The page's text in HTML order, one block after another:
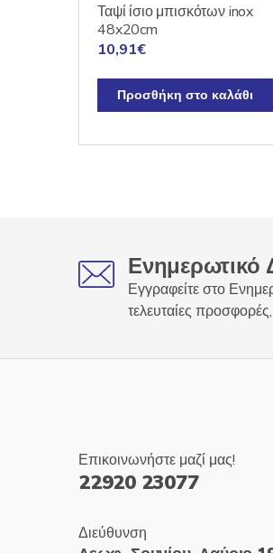
Ταψί ίσιο μπισκότων inox
48x20cm
10,91€
Προσθήκη στο καλάθι
Ενημερωτικό
Εγγραφείτε στο
τελευταίες
Επικοινωνήστε μαζί μας!
22920 23077
Διεύθυνση